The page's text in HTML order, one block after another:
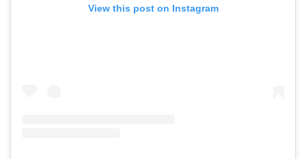
View this post on Instagram